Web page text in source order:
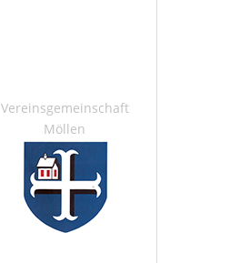
Vereinsgemeinschaft
Möllen